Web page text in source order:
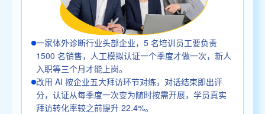
一家体外诊断行业头部企业，5 名培训员工要负责
1500 名销售，人工模拟认证一个季度才做一次，新人
入职等三个月才能上岗。
改用 AI 按企业五大拜访环节对练，对话结束即出评
分，认证从每季度一次变为随时按需开展，学员真实
拜访转化率较之前提升 22.4%。